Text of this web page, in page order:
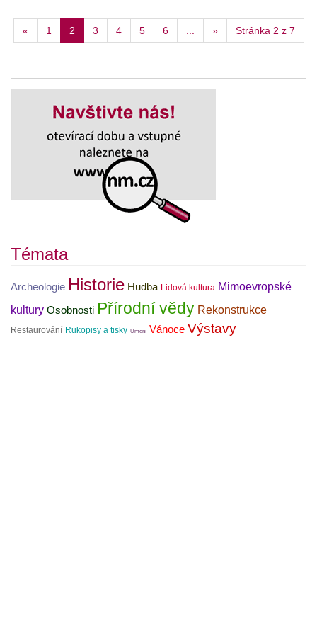
« 1 2 3 4 5 6 » Stránka 2 z 7
Témata
Archeologie Historie Hudba Lidová kultura Mimoevropské
kultury Osobnosti Přírodní vědy Rekonstrukce
Restaurování Rukopisy a tisky Umění Vánoce Výstavy